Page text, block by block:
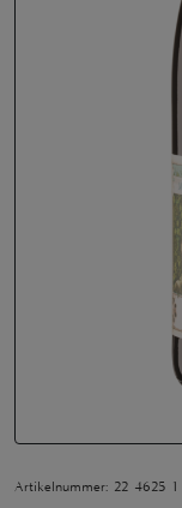
Artikelnummer: 22 4625 1